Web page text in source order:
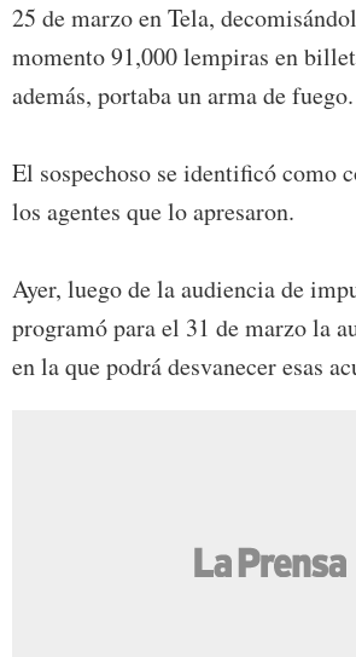
25 de marzo en Tela,
momento 91,000 lempiras en
además, portaba un arma de fuego.
El sospechoso se identificó como
los agentes que lo apresaron.
Ayer, luego de la audiencia de
programó para el 31 de marzo la
en la que podrá desvanecer esas